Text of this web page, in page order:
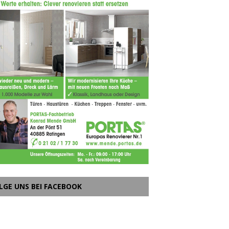
UNS BEI FACEBOOK